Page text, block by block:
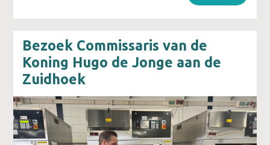
Bezoek Commissaris van de
Koning Hugo de Jonge aan de
Zuidhoek